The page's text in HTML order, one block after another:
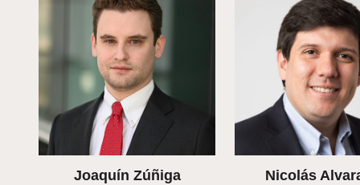
Joaquín Zúñiga Nicolás